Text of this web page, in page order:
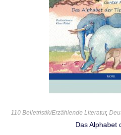
110 Belletristik/Erzählende Literatur,
Das Alphabet